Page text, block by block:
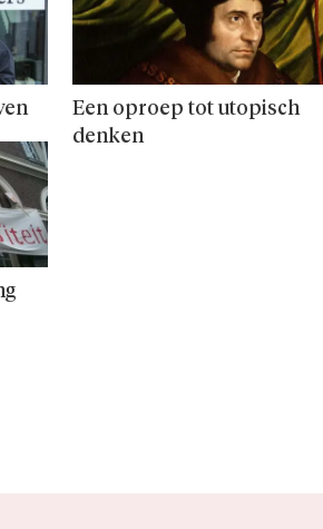
Een oproep tot utopisch
denken